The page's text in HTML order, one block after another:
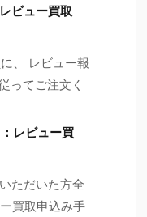
ビュー買取
、 レビュー報
ってご注文く
レビュー買
ただいた方全
買取申込み手